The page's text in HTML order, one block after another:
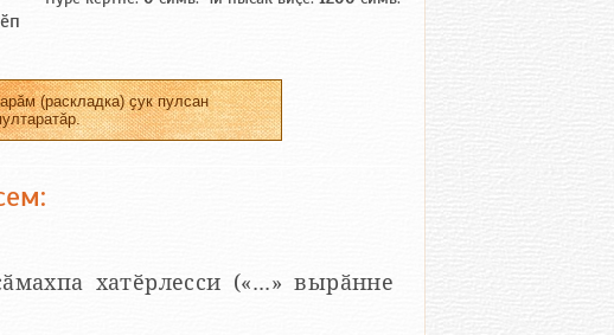
(раскладка) ҫук пулсан
хатӗрлесси («...» вырӑнне